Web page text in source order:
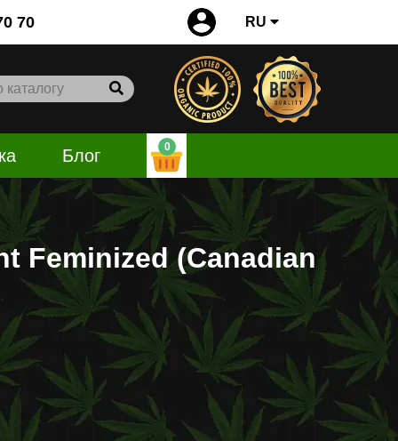
70 RU
Блог 0
Feminized (Canadian